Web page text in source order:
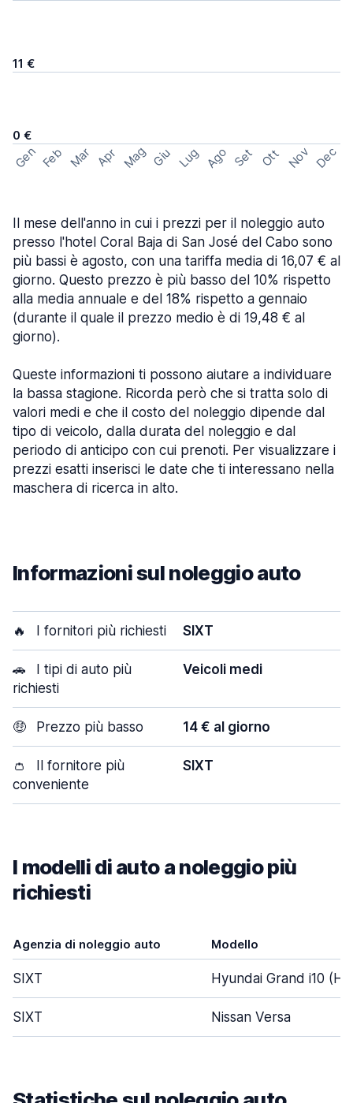
11 €
0 €
Gen Feb Mar Apr Mag Giu Lug Ago Set Ott Nov Dec
Il mese dell'anno in cui i prezzi per il noleggio auto
presso l'hotel Coral Baja di San José del Cabo sono
più bassi è agosto, con una tariffa media di 16,07 € al
giorno. Questo prezzo è più basso del 10% rispetto
alla media annuale e del 18% rispetto a gennaio
(durante il quale il prezzo medio è di 19,48 € al
giorno).
Queste informazioni ti possono aiutare a individuare
la bassa stagione. Ricorda però che si tratta solo di
valori medi e che il costo del noleggio dipende dal
tipo di veicolo, dalla durata del noleggio e dal
periodo di anticipo con cui prenoti. Per visualizzare i
prezzi esatti inserisci le date che ti interessano nella
maschera di ricerca in alto.
Informazioni sul noleggio auto
🔥 I fornitori più richiesti SIXT
🚗
I tipi di auto più
richiesti
Veicoli medi
🤑 Prezzo più basso 14 € al giorno
👛
Il fornitore più
conveniente
SIXT
I modelli di auto a noleggio più
richiesti
Agenzia di noleggio auto Modello
SIXT Hyundai Grand i10
SIXT Nissan Versa